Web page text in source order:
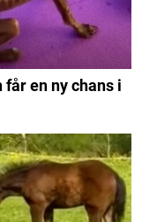
en ny chans i